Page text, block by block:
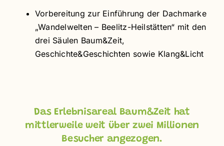
Vorbereitung zur Einführung der Dachmarke
„Wandelwelten – Beelitz-Heilstätten“ mit den
drei Säulen Baum&Zeit,
Geschichte&Geschichten sowie Klang&Licht
Das Erlebnisareal Baum&Zeit hat
mittlerweile weit über zwei Millionen
Besucher angezogen.